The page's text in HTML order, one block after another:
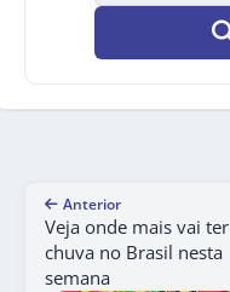
Anterior
Veja onde mais vai ter
chuva no Brasil nesta
semana